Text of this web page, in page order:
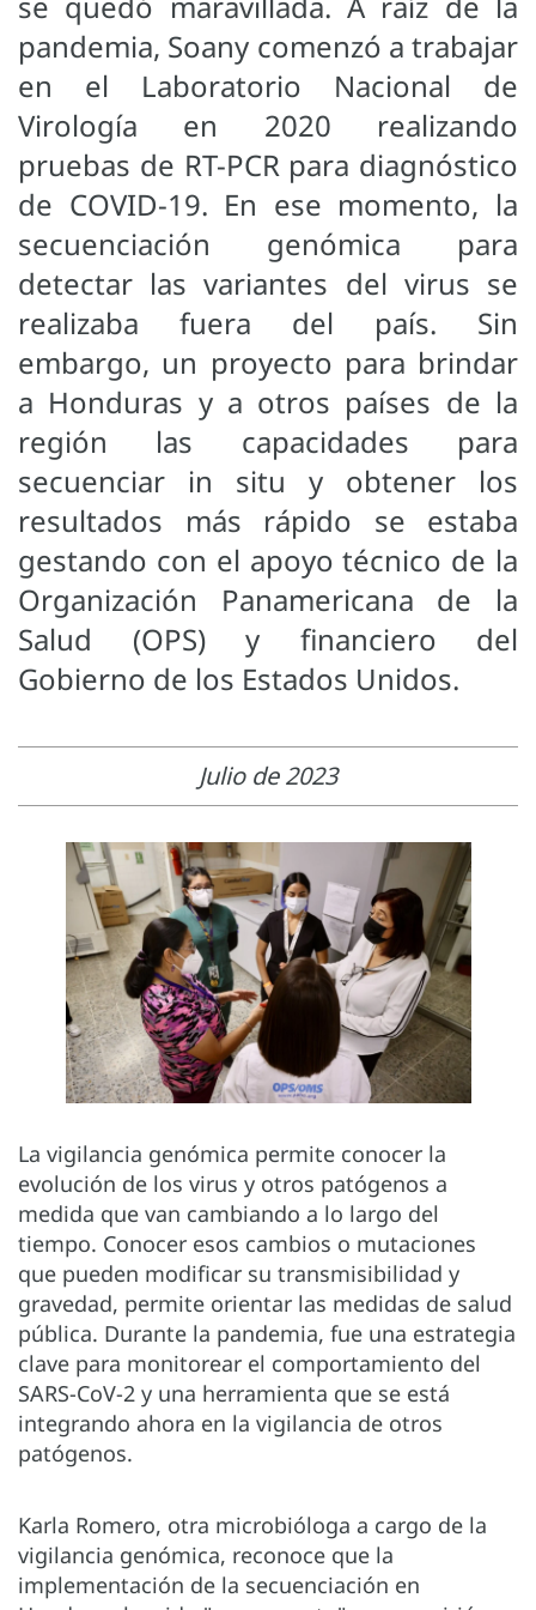
pandemia, Soany comenzó a trabajar
en el Laboratorio Nacional de
Virología en 2020 realizando
pruebas de RT-PCR para diagnóstico
de COVID-19. En ese momento, la
secuenciación genómica para
detectar las variantes del virus se
realizaba fuera del país. Sin
embargo, un proyecto para brindar
a Honduras y a otros países de la
región las capacidades para
secuenciar in situ y obtener los
resultados más rápido se estaba
gestando con el apoyo técnico de la
Organización Panamericana de la
Salud (OPS) y financiero del
Gobierno de los Estados Unidos.
Julio de 2023
La vigilancia genómica permite conocer la
evolución de los virus y otros patógenos a
medida que van cambiando a lo largo del
tiempo. Conocer esos cambios o mutaciones
que pueden modificar su transmisibilidad y
gravedad, permite orientar las medidas de salud
pública. Durante la pandemia, fue una estrategia
clave para monitorear el comportamiento del
SARS-CoV-2 y una herramienta que se está
integrando ahora en la vigilancia de otros
patógenos.
Karla Romero, otra microbióloga a cargo de la
vigilancia genómica, reconoce que la
implementación de la secuenciación en